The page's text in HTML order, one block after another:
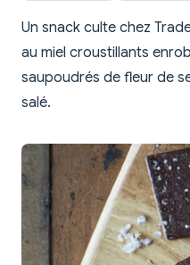
Un snack culte chez
au miel croustillants
saupoudrés de fleur de
salé.